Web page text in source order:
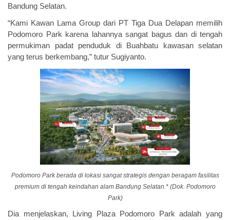
Bandung Selatan.
“Kami Kawan Lama Group dari PT Tiga Dua Delapan memilih
Podomoro Park karena lahannya sangat bagus dan di tengah
permukiman padat penduduk di Buahbatu kawasan selatan
yang terus berkembang,” tutur Sugiyanto.
Podomoro Park berada di lokasi sangat strategis dengan beragam fasilitas
premium di tengah keindahan alam Bandung Selatan.* (Dok. Podomoro
Park)
Dia menjelaskan, Living Plaza Podomoro Park adalah yang